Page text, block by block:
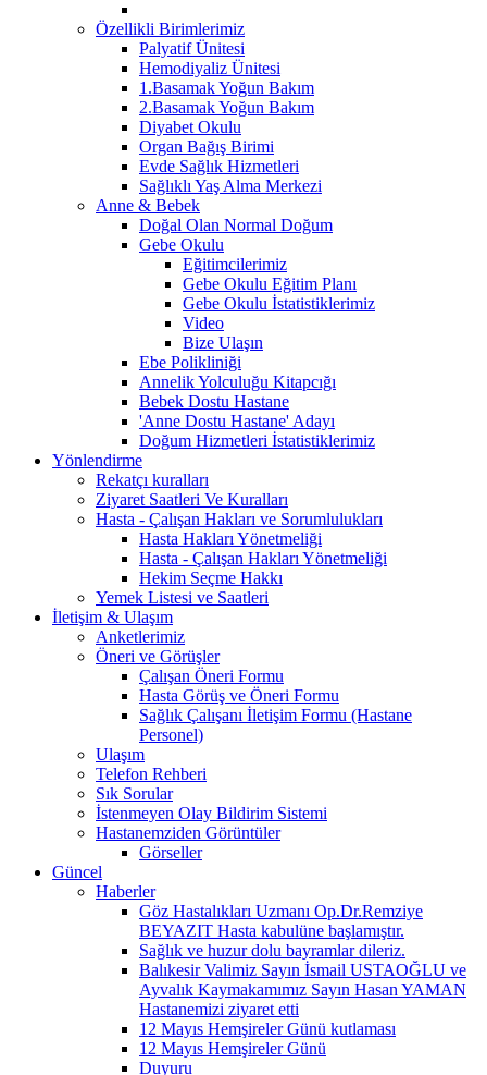
Özellikli Birimlerimiz
Palyatif Ünitesi
Hemodiyaliz Ünitesi
1.Basamak Yoğun Bakım
2.Basamak Yoğun Bakım
Diyabet Okulu
Organ Bağış Birimi
Evde Sağlık Hizmetleri
Sağlıklı Yaş Alma Merkezi
Anne & Bebek
Doğal Olan Normal Doğum
Gebe Okulu
Eğitimcilerimiz
Gebe Okulu Eğitim Planı
Gebe Okulu İstatistiklerimiz
Video
Bize Ulaşın
Ebe Polikliniği
Annelik Yolculuğu Kitapcığı
Bebek Dostu Hastane
'Anne Dostu Hastane' Adayı
Doğum Hizmetleri İstatistiklerimiz
Yönlendirme
Rekatçı kuralları
Ziyaret Saatleri Ve Kuralları
Hasta - Çalışan Hakları ve Sorumlulukları
Hasta Hakları Yönetmeliği
Hasta - Çalışan Hakları Yönetmeliği
Hekim Seçme Hakkı
Yemek Listesi ve Saatleri
İletişim & Ulaşım
Anketlerimiz
Öneri ve Görüşler
Çalışan Öneri Formu
Hasta Görüş ve Öneri Formu
Sağlık Çalışanı İletişim Formu (Hastane
Personel)
Ulaşım
Telefon Rehberi
Sık Sorular
İstenmeyen Olay Bildirim Sistemi
Hastanemziden Görüntüler
Görseller
Güncel
Haberler
Göz Hastalıkları Uzmanı Op.Dr.Remziye
BEYAZIT Hasta kabulüne başlamıştır.
Sağlık ve huzur dolu bayramlar dileriz.
Balıkesir Valimiz Sayın İsmail USTAOĞLU ve
Ayvalık Kaymakamımız Sayın Hasan YAMAN
Hastanemizi ziyaret etti
12 Mayıs Hemşireler Günü kutlaması
12 Mayıs Hemşireler Günü
Duyuru